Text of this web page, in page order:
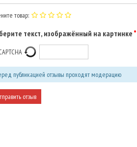
товар:
текст, изображённый на картинке
публикацией отзывы проходят модерацию